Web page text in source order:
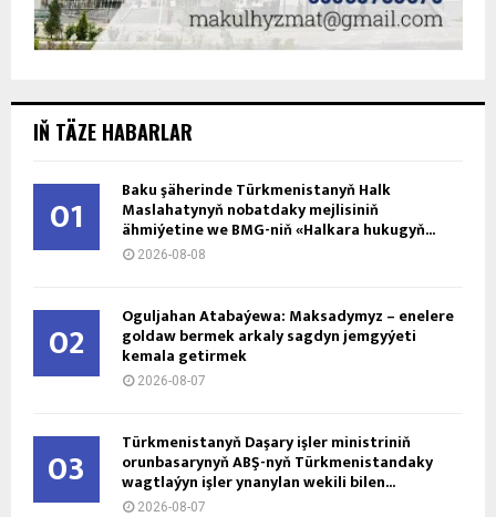
IŇ TÄZE HABARLAR
01 Baku şäherinde Türkmenistanyň Halk
Maslahatynyň nobatdaky mejlisiniň
ähmiýetine we BMG-niň «Halkara hukugyň...
2026-08-08
02 Oguljahan Atabaýewa: Maksadymyz – enelere
goldaw bermek arkaly sagdyn jemgyýeti
kemala getirmek
2026-08-07
03 Türkmenistanyň Daşary işler ministriniň
orunbasarynyň ABŞ-nyň Türkmenistandaky
wagtlaýyn işler ynanylan wekili bilen...
2026-08-07